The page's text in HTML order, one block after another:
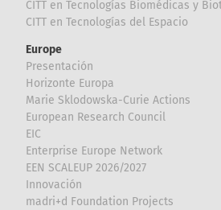
CITT en Tecnologías Biomédicas y
CITT en Tecnologías del Espacio
Europe
Presentación
Horizonte Europa
Marie Sklodowska-Curie Actions
European Research Council
EIC
Enterprise Europe Network
EEN SCALEUP 2026/2027
Innovación
madri+d Foundation Projects